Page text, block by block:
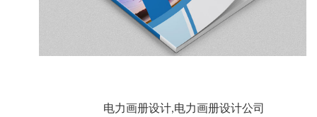
电力画册设计,电力画册设计公司